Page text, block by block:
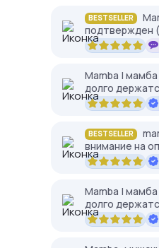
BESTSELLER
подтвержден
Mamba |
долго
BESTSELLER
внимание на
Mamba |
долго